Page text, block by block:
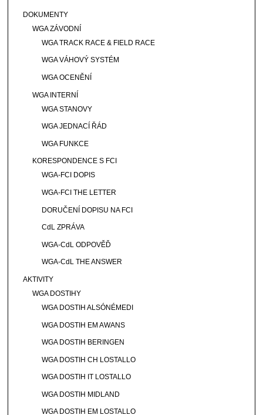
DOKUMENTY
WGA ZÁVODNÍ
WGA TRACK RACE & FIELD RACE
WGA VÁHOVÝ SYSTÉM
WGA OCENĚNÍ
WGA INTERNÍ
WGA STANOVY
WGA JEDNACÍ ŘÁD
WGA FUNKCE
KORESPONDENCE S FCI
WGA-FCI DOPIS
WGA-FCI THE LETTER
DORUČENÍ DOPISU NA FCI
CdL ZPRÁVA
WGA-CdL ODPOVĚĎ
WGA-CdL THE ANSWER
AKTIVITY
WGA DOSTIHY
WGA DOSTIH ALSÓNÉMEDI
WGA DOSTIH EM AWANS
WGA DOSTIH BERINGEN
WGA DOSTIH CH LOSTALLO
WGA DOSTIH IT LOSTALLO
WGA DOSTIH MIDLAND
WGA DOSTIH EM LOSTALLO